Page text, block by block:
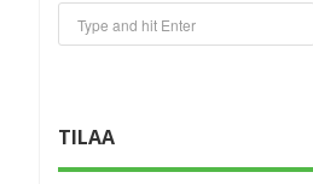
TILAA